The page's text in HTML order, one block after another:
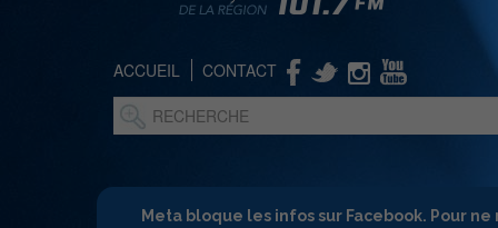
ACCUEIL CONTACT
Meta bloque les infos sur Facebook. Pour